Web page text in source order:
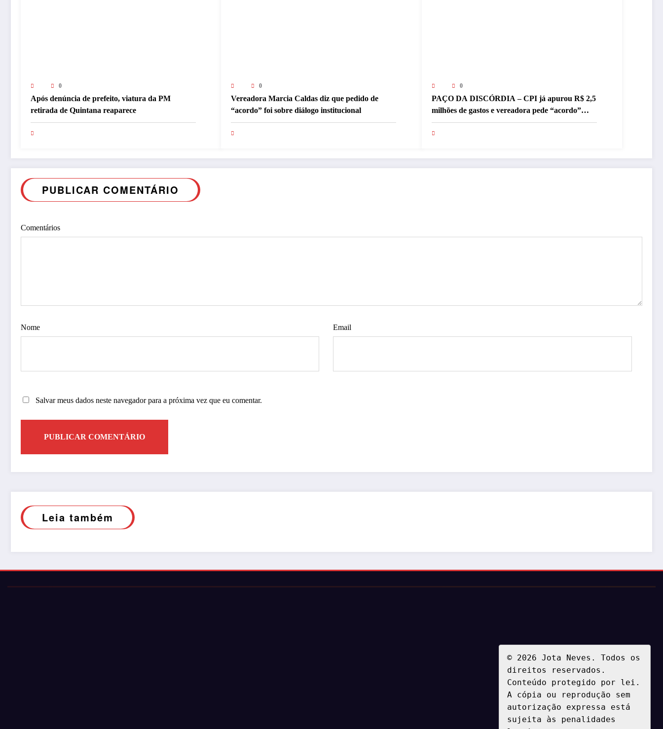
0
Após denúncia de prefeito, viatura da PM
retirada de Quintana reaparece
0
Vereadora Marcia Caldas diz que pedido de
“acordo” foi sobre diálogo institucional
0
PAÇO DA DISCÓRDIA – CPI já apurou R$ 2,5
milhões de gastos e vereadora pede “acordo”
para aprovar R$ 9,5 milhões
PUBLICAR COMENTÁRIO
Comentários
Nome Email
Salvar meus dados neste navegador para a próxima vez que eu comentar.
Leia também
© 2026 Jota Neves. Todos os
direitos reservados.
Conteúdo protegido por lei.
A cópia ou reprodução sem
autorização expressa está
sujeita às penalidades